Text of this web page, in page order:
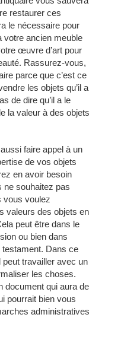
restaurer ces
le nécessaire pour
votre ancien meuble
œuvre d’art pour
Rassurez-vous,
parce que c’est ce
les objets qu’il a
de dire qu’il a le
la valeur à des objets
faire appel à un
de vos objets
en avoir besoin
ne souhaitez pas
vous voulez
valeurs des objets en
peut être dans le
ou bien dans
testament. Dans ce
peut travailler avec un
les choses.
document qui aura de
pourrait bien vous
administratives